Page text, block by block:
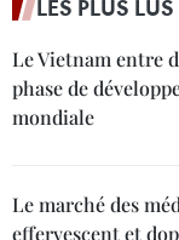
LES PLUS LUS
Le Vietnam entre
phase de
mondiale
Le marché des
effervescent et